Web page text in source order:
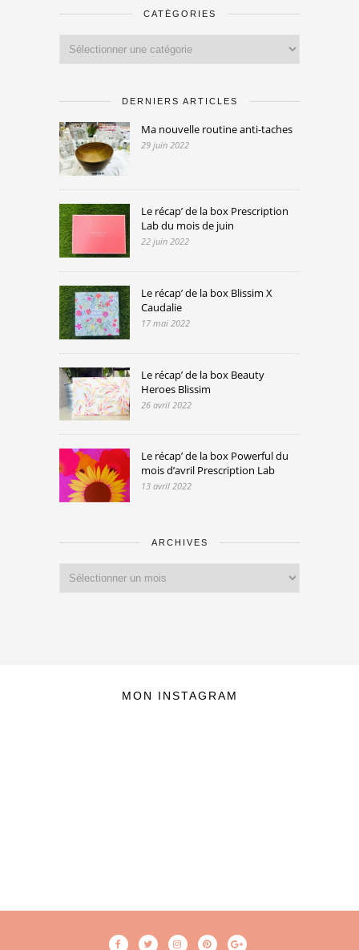
CATÉGORIES
DERNIERS ARTICLES
Ma nouvelle routine anti-taches
29 juin 2022
Le récap’ de la box Prescription
Lab du mois de juin
22 juin 2022
Le récap’ de la box Blissim X
Caudalie
17 mai 2022
Le récap’ de la box Beauty
Heroes Blissim
26 avril 2022
Le récap’ de la box Powerful du
mois d’avril Prescription Lab
13 avril 2022
ARCHIVES
MON INSTAGRAM